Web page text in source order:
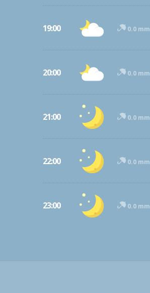
19:00 0.0 mm
20:00 0.0 mm
21:00 0.0 mm
22:00 0.0 mm
23:00 0.0 mm